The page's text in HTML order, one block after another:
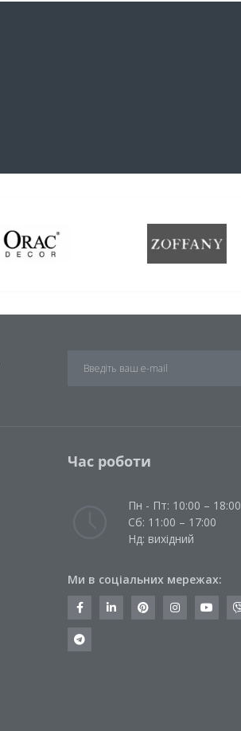
Час роботи
Пн - Пт: 10:00 – 18:00
Сб: 11:00 – 17:00
Нд: вихідний
Ми в соціальних мережах: